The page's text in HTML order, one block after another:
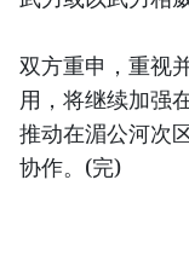
双方重申，重视
用，将继续加强
推动在湄公河次
协作。(完)